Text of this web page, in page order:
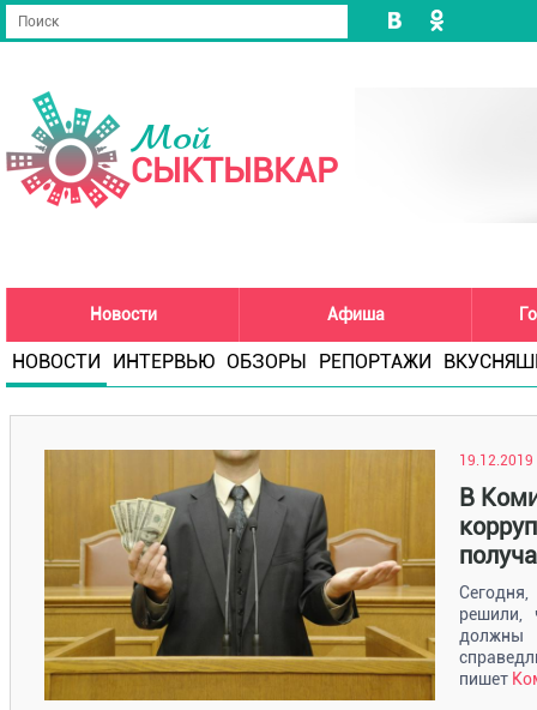
Мой
СЫКТЫВКАР
Новости Афиша
НОВОСТИ ИНТЕРВЬЮ ОБЗОРЫ РЕПОРТАЖИ
19.12.2019
В
решили,
должны
пишет